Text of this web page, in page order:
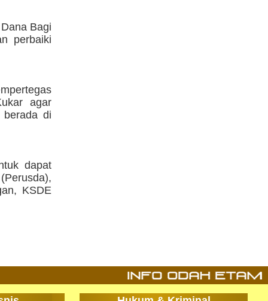
Bagi
perbaiki
agar
berada di
dapat
KSDE